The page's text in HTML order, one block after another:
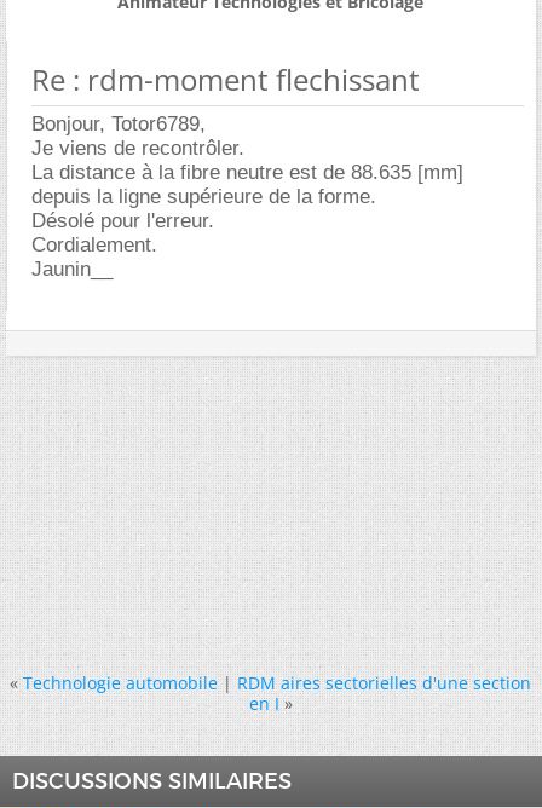
Re : rdm-moment flechissant
Bonjour, Totor6789,
Je viens de recontrôler.
La distance à la fibre neutre est de 88.635 [mm]
depuis la ligne supérieure de la forme.
Désolé pour l'erreur.
Cordialement.
Jaunin__
« Technologie automobile|RDM aires sectorielles d'une section
en I »
DISCUSSIONS SIMILAIRES